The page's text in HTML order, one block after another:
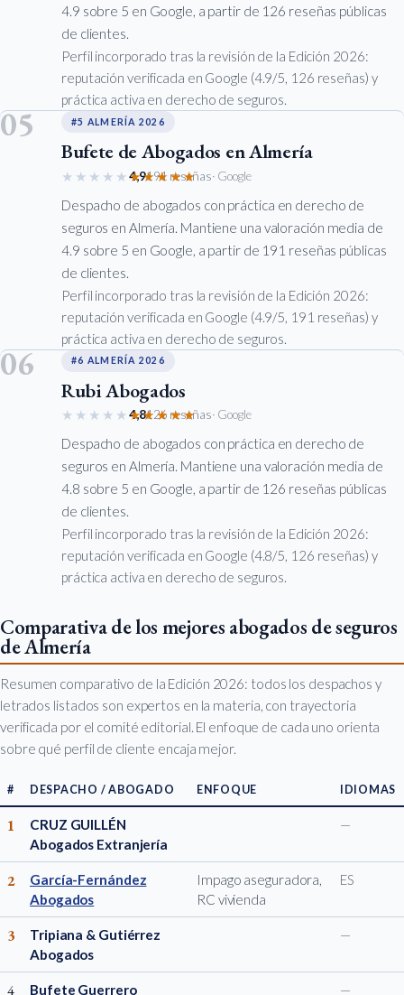
4.9 sobre 5 en Google, a partir de 126 reseñas públicas
de clientes.
Perfil incorporado tras la revisión de la Edición 2026:
reputación verificada en Google (4.9/5, 126 reseñas) y
práctica activa en derecho de seguros.
05 #5 ALMERÍA 2026
Bufete de Abogados en Almería
★★★★★★★★★★
4,9191 reseñas· Google
Despacho de abogados con práctica en derecho de
seguros en Almería. Mantiene una valoración media de
4.9 sobre 5 en Google, a partir de 191 reseñas públicas
de clientes.
Perfil incorporado tras la revisión de la Edición 2026:
reputación verificada en Google (4.9/5, 191 reseñas) y
práctica activa en derecho de seguros.
06 #6 ALMERÍA 2026
Rubi Abogados
★★★★★★★★★★
4,8126 reseñas· Google
Despacho de abogados con práctica en derecho de
seguros en Almería. Mantiene una valoración media de
4.8 sobre 5 en Google, a partir de 126 reseñas públicas
de clientes.
Perfil incorporado tras la revisión de la Edición 2026:
reputación verificada en Google (4.8/5, 126 reseñas) y
práctica activa en derecho de seguros.
Comparativa de los mejores abogados de seguros
de Almería
Resumen comparativo de la Edición 2026: todos los despachos y
letrados listados son expertos en la materia, con trayectoria
verificada por el comité editorial. El enfoque de cada uno orienta
sobre qué perfil de cliente encaja mejor.
# DESPACHO / ABOGADO ENFOQUE IDIOMAS
1
CRUZ GUILLÉN
Abogados Extranjería
—
2
García-Fernández
Abogados
Impago aseguradora,
RC vivienda
ES
3
Tripiana & Gutiérrez
Abogados
—
4 Bufete Guerrero —